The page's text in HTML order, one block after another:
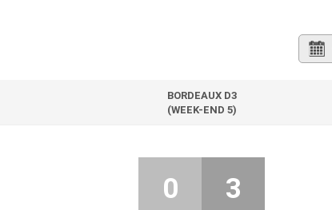
BORDEAUX D3
(WEEK-END 5)
0 3